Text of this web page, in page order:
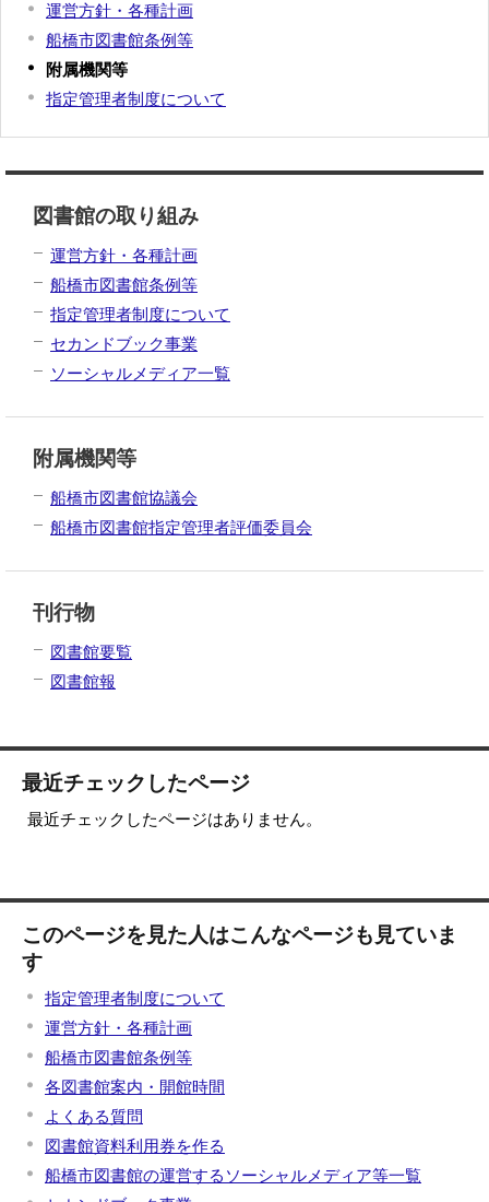
運営方針・各種計画
船橋市図書館条例等
附属機関等
指定管理者制度について
図書館の取り組み
運営方針・各種計画
船橋市図書館条例等
指定管理者制度について
セカンドブック事業
ソーシャルメディア一覧
附属機関等
船橋市図書館協議会
船橋市図書館指定管理者評価委員会
刊行物
図書館要覧
図書館報
最近チェックしたページ
最近チェックしたページはありません。
このページを見た人はこんなページも見ていま
す
指定管理者制度について
運営方針・各種計画
船橋市図書館条例等
各図書館案内・開館時間
よくある質問
図書館資料利用券を作る
船橋市図書館の運営するソーシャルメディア等一覧